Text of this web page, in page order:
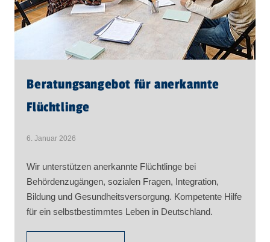
Beratungsangebot für anerkannte
Flüchtlinge
6. Januar 2026
Wir unterstützen anerkannte Flüchtlinge bei
Behördenzugängen, sozialen Fragen, Integration,
Bildung und Gesundheitsversorgung. Kompetente Hilfe
für ein selbstbestimmtes Leben in Deutschland.